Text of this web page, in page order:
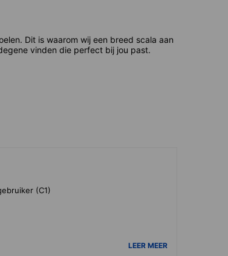
Dit is waarom wij een breed scala aan
vinden die perfect bij jou past.
(C1)
LEER MEER